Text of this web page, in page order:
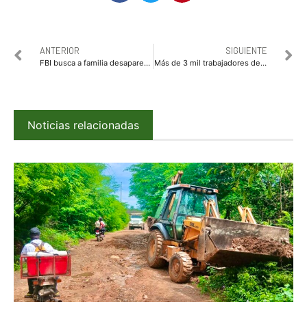
ANTERIOR
FBI busca a familia desaparecida en carretera Monterrey-Nuevo Laredo
SIGUIENTE
Más de 3 mil trabajadores de contrato reciben atención médica del ISSSTE
Noticias relacionadas